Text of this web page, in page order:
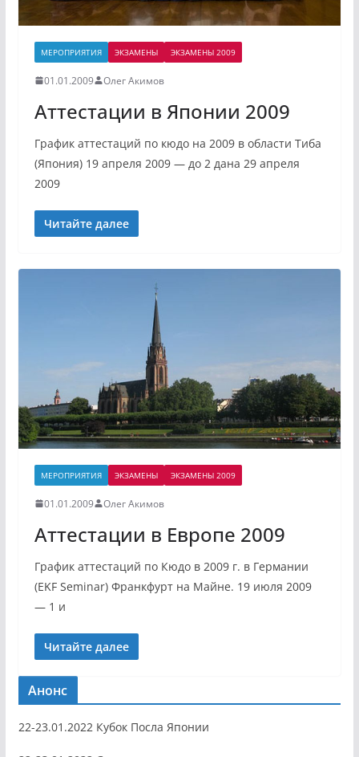
МЕРОПРИЯТИЯ ЭКЗАМЕНЫ ЭКЗАМЕНЫ 2009
01.01.2009 Олег Акимов
Аттестации в Японии 2009
График аттестаций по кюдо на 2009 в области Тиба
(Япония) 19 апреля 2009 — до 2 дана 29 апреля
2009
Читайте далее
МЕРОПРИЯТИЯ ЭКЗАМЕНЫ ЭКЗАМЕНЫ 2009
01.01.2009 Олег Акимов
Аттестации в Европе 2009
График аттестаций по Кюдо в 2009 г. в Германии
(EKF Seminar) Франкфурт на Майне. 19 июля 2009
— 1 и
Читайте далее
Анонс
22-23.01.2022 Кубок Посла Японии